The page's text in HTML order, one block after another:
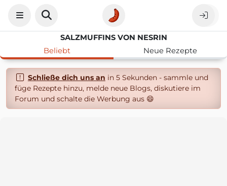
SALZMUFFINS VON NESRIN
Beliebt
Neue Rezepte
Schließe dich uns an in 5 Sekunden - sammle und
füge Rezepte hinzu, melde neue Blogs, diskutiere im
Forum und schalte die Werbung aus 😄